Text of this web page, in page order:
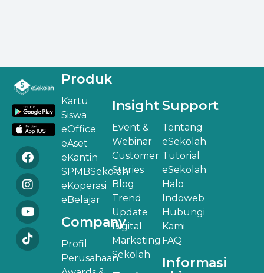
Produk
Kartu
Siswa
eOffice
eAset
eKantin
SPMBSekolah
eKoperasi
eBelajar
Company
Profil
Perusahaan
Insight
Event &
Webinar
Customer
Stories
Blog
Trend
Update
Digital
Marketing
Sekolah
Support
Tentang
eSekolah
Tutorial
eSekolah
Halo
Indoweb
Hubungi
Kami
FAQ
Informasi